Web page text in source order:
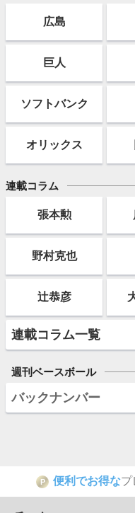
広島
巨人
ソフトバンク
オリックス
連載コラム
張本勲
野村克也
辻恭彦
連載コラム一覧
週刊ベースボール
バックナンバー
P 便利でお得なプ